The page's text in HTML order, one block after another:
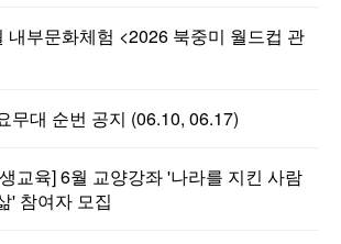
내부문화체험 <2026 북중미 월드컵 관
무대 순번 공지 (06.10, 06.17)
교육] 6월 교양강좌 '나라를 지킨 사람
' 참여자 모집